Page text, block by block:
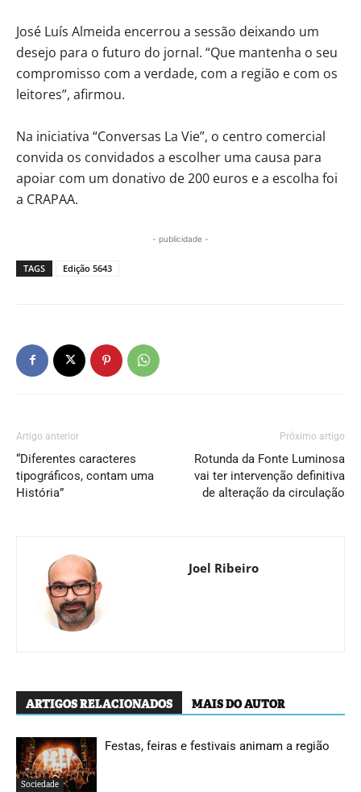
José Luís Almeida encerrou a sessão deixando um
desejo para o futuro do jornal. “Que mantenha o seu
compromisso com a verdade, com a região e com os
leitores”, afirmou.
Na iniciativa “Conversas La Vie”, o centro comercial
convida os convidados a escolher uma causa para
apoiar com um donativo de 200 euros e a escolha foi
a CRAPAA.
- publicidade -
TAGS Edição 5643
Artigo anterior
“Diferentes caracteres
tipográficos, contam uma
História”
Próximo artigo
Rotunda da Fonte Luminosa
vai ter intervenção definitiva
de alteração da circulação
Joel Ribeiro
ARTIGOS RELACIONADOS MAIS DO AUTOR
Sociedade
Festas, feiras e festivais animam a região